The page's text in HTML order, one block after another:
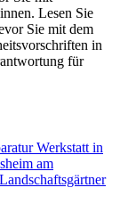
Lesen Sie
Sie mit dem
in
für
Werkstatt in
am
Landschaftsgärtner